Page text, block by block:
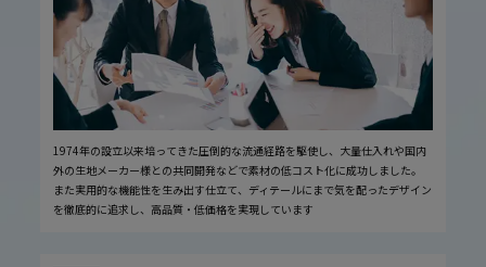
1974年の設立以来培ってきた圧倒的な流通経路を駆使し、大量仕入れや国内
外の生地メーカー様との共同開発などで素材の低コスト化に成功しました。
また実用的な機能性を生み出す仕立て、ディテールにまで気を配ったデザイン
を徹底的に追求し、高品質・低価格を実現しています